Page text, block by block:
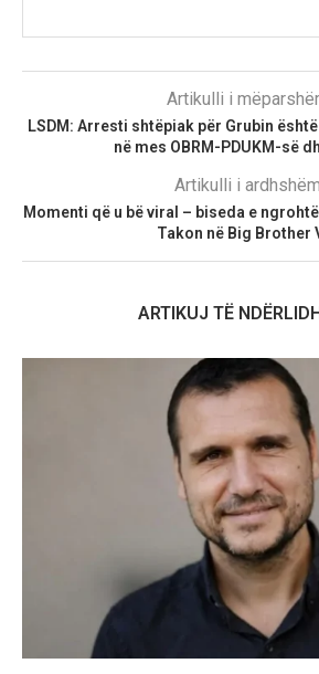
Artikulli i
LSDM: Arresti shtëpiak për Grubin
në mes OBRM-PDUKM-së
Artikulli i ardhshëm
Momenti që u bë viral – biseda e
Takon në Big Brother
ARTIKUJ TË